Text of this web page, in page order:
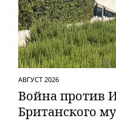
АВГУСТ 2026
Вой­на против
Британского